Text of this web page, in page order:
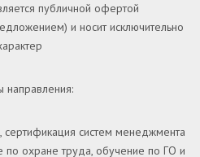
публичной офертой
и носит исключительно
сертификация систем менеджмента
по охране труда, обучение по ГО и